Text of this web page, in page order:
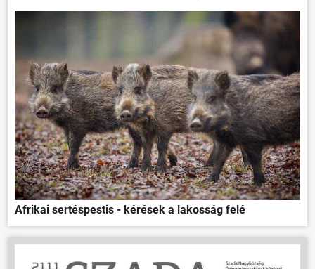
Afrikai sertéspestis - kérések a lakosság felé